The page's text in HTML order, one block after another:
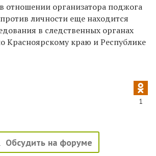
отношении организатора поджога
личности еще находится
в следственных органах
Красноярскому краю и Республике
1
Обсудить на форуме